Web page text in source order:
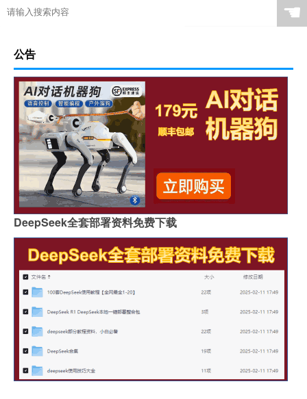
☚
公告
DeepSeek全套部署资料免费下载